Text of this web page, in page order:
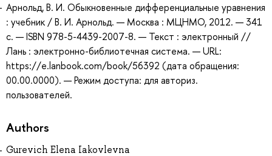
Арнольд, В. И. Обыкновенные дифференциальные уравнения
: учебник / В. И. Арнольд. — Москва : МЦНМО, 2012. — 341
с. — ISBN 978-5-4439-2007-8. — Текст : электронный //
Лань : электронно-библиотечная система. — URL:
https://e.lanbook.com/book/56392 (дата обращения:
00.00.0000). — Режим доступа: для авториз.
пользователей.
Authors
Gurevich Elena Iakovlevna